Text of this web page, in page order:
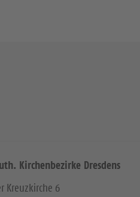
Kirchenbezirke Dresdens
Kreuzkirche 6